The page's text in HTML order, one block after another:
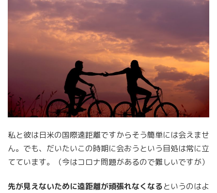
私と彼は日米の国際遠距離ですからそう簡単には会えませ
ん。でも、だいたいこの時期に会おうという目処は常に立
てています。（今はコロナ問題があるので難しいですが）
先が見えないために遠距離が頑張れなくなるというのはよ